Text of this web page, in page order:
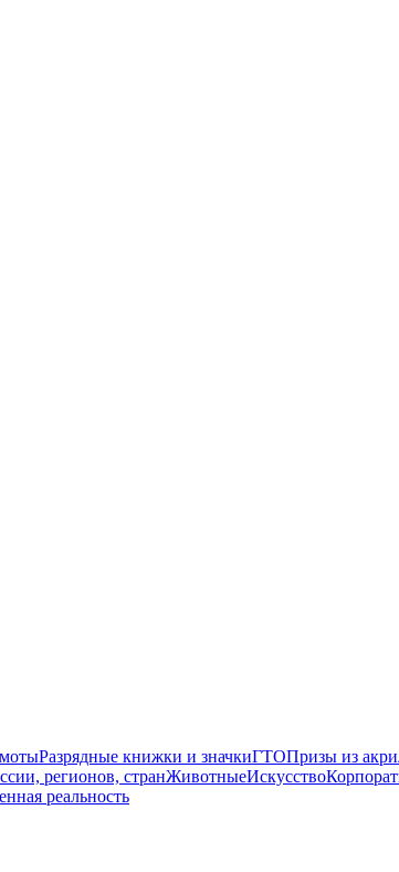
Разрядные книжки и значкиГТОПризы из
регионов, странЖивотныеИскусство
реальность